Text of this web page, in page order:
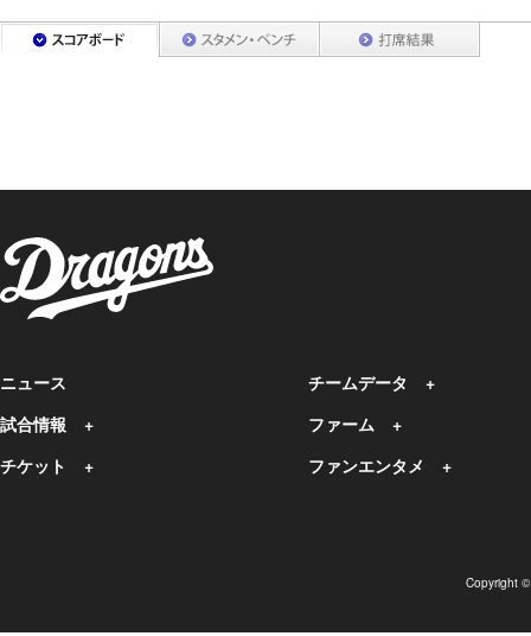
ニュース
試合情報
チケット
チームデータ
ファーム
ファンエンタメ
Copyright